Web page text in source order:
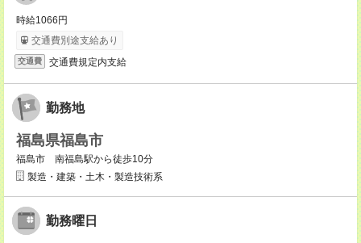
時給1066円
交通費別途支給あり
交通費 交通費規定内支給
勤務地
福島県福島市
福島市 南福島駅から徒歩10分
製造・建築・土木・製造技術系
勤務曜日